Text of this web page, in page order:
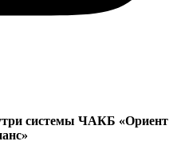
системы ЧАКБ «Ориент